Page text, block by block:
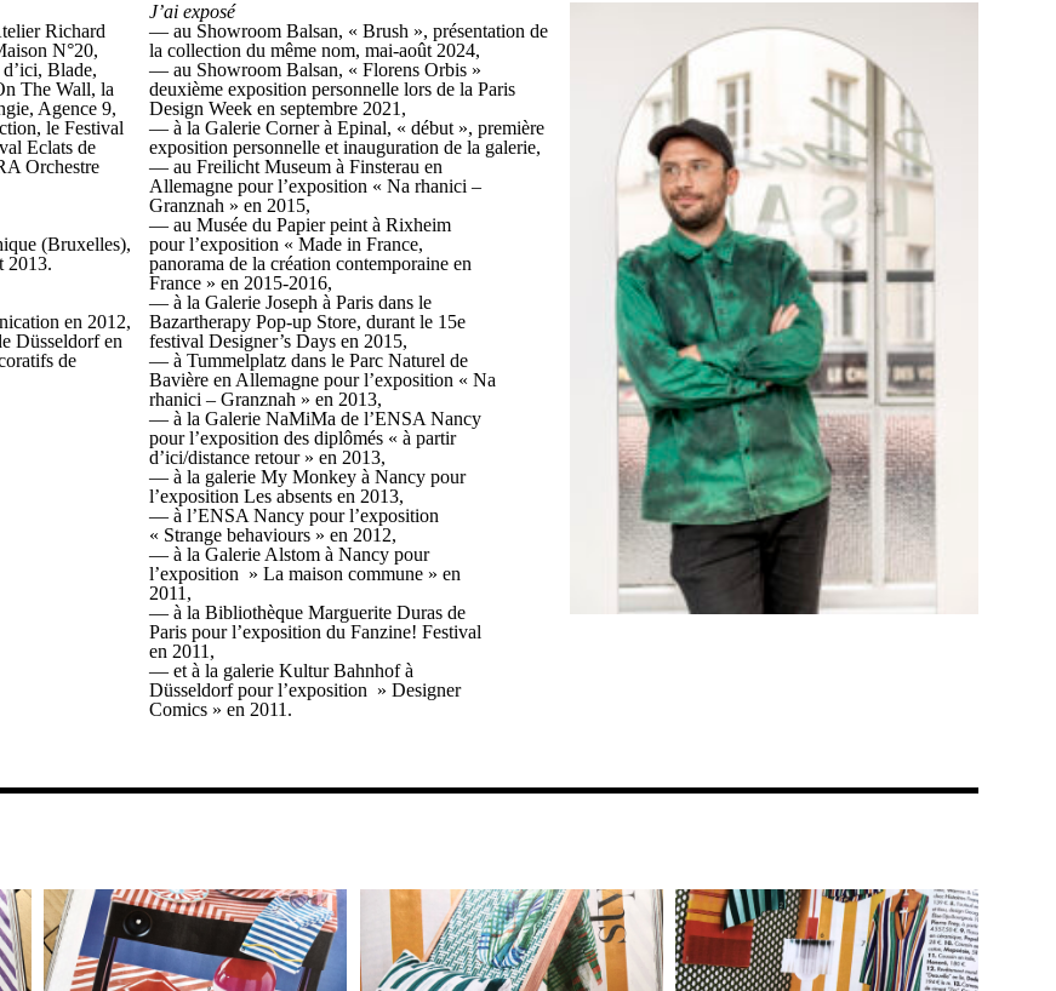
Richard
N°20,
Blade,
The Wall, la
Agence 9,
le Festival
Eclats de
Orchestre
(Bruxelles),
2013.
en 2012,
Düsseldorf en
de
J’ai exposé
— au Showroom Balsan, « Brush », présentation de
la collection du même nom, mai-août 2024,
— au Showroom Balsan, « Florens Orbis »
deuxième exposition personnelle lors de la Paris
Design Week en septembre 2021,
— à la Galerie Corner à Epinal, « début », première
exposition personnelle et inauguration de la galerie,
— au Freilicht Museum à Finsterau en
Allemagne pour l’exposition « Na rhanici –
Granznah » en 2015,
— au Musée du Papier peint à Rixheim
pour l’exposition « Made in France,
panorama de la création contemporaine en
France » en 2015-2016,
— à la Galerie Joseph à Paris dans le
Bazartherapy Pop-up Store, durant le 15e
festival Designer’s Days en 2015,
— à Tummelplatz dans le Parc Naturel de
Bavière en Allemagne pour l’exposition « Na
rhanici – Granznah » en 2013,
— à la Galerie NaMiMa de l’ENSA Nancy
pour l’exposition des diplômés « à partir
d’ici/distance retour » en 2013,
— à la galerie My Monkey à Nancy pour
l’exposition Les absents en 2013,
— à l’ENSA Nancy pour l’exposition
« Strange behaviours » en 2012,
— à la Galerie Alstom à Nancy pour
l’exposition » La maison commune » en
2011,
— à la Bibliothèque Marguerite Duras de
Paris pour l’exposition du Fanzine! Festival
en 2011,
— et à la galerie Kultur Bahnhof à
Düsseldorf pour l’exposition » Designer
Comics » en 2011.